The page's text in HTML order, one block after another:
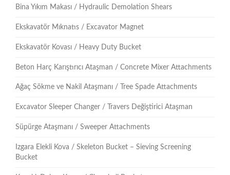
Bina Yıkım Makası / Hydraulic Demolation Shears
Ekskavatör Mıknatıs / Excavator Magnet
Ekskavatör Kovası / Heavy Duty Bucket
Beton Harç Karıştırıcı Ataşman / Concrete Mixer Attachments
Ağaç Sökme ve Nakil Ataşmanı / Tree Spade Attachments
Excavator Sleeper Changer / Travers Değiştirici Ataşman
Süpürge Ataşmanı / Sweeper Attachments
Izgara Elekli Kova / Skeleton Bucket – Sieving Screening
Bucket